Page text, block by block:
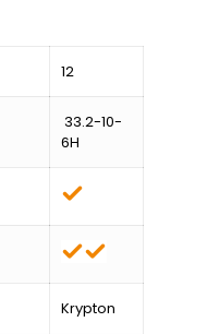
12
33.2-10-
6H
Krypton